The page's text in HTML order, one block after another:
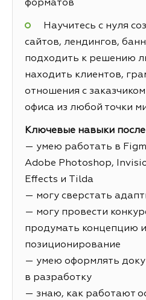
форматов
Научитесь с нуля
сайтов, лендингов,
подходить к решению
находить клиентов,
отношения с
офиса из любой точки
Ключевые навыки после
— умею работать в
Adobe Photoshop,
Effects и Tilda
— могу сверстать
— могу провести
продумать концепцию
позиционирование
— умею оформлять
в разработку
— знаю, как работают